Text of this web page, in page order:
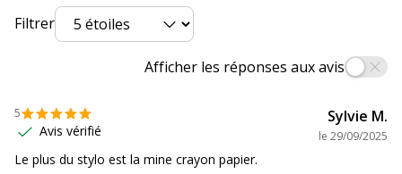
Emballage sans plastique
CO2e
Produit compostable Non compostable
Produit rechargeable
Filtrer
Afficher les réponses aux avis
5
Avis vérifié
Sylvie M.
le 29/09/2025
Le plus du stylo est la mine crayon papier.